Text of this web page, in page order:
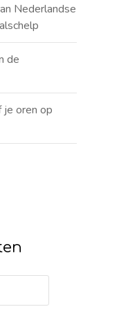
Nederlandse
de
je oren op